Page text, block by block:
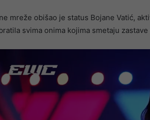
mreže obišao je status Bojane Vatić,
svima onima kojima smetaju